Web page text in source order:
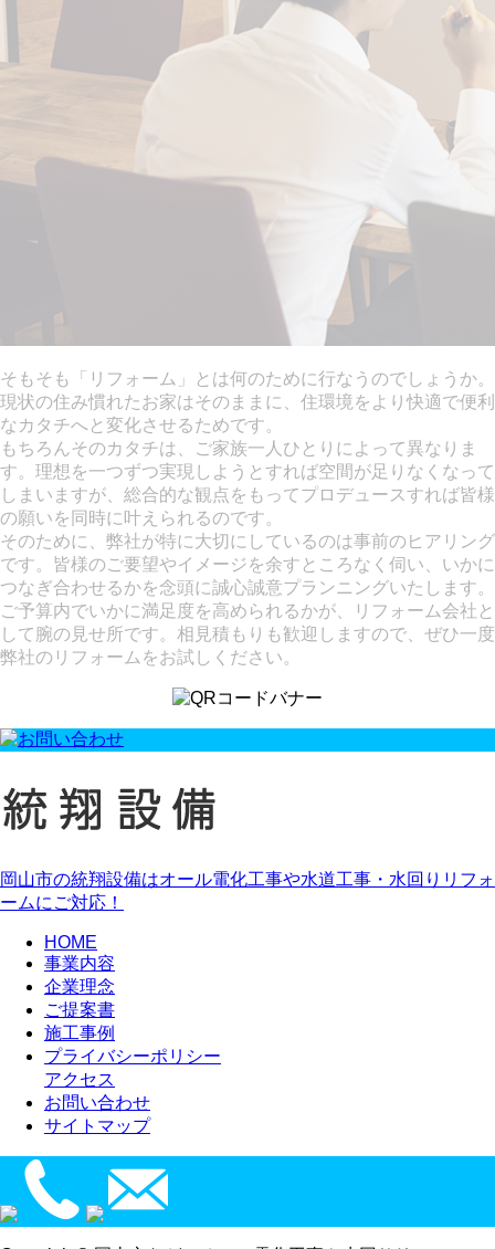
そもそも「リフォーム」とは何のために行なうのでしょうか。
現状の住み慣れたお家はそのままに、住環境をより快適で便利
なカタチへと変化させるためです。
もちろんそのカタチは、ご家族一人ひとりによって異なりま
す。理想を一つずつ実現しようとすれば空間が足りなくなって
しまいますが、総合的な観点をもってプロデュースすれば皆様
の願いを同時に叶えられるのです。
そのために、弊社が特に大切にしているのは事前のヒアリング
です。皆様のご要望やイメージを余すところなく伺い、いかに
つなぎ合わせるかを念頭に誠心誠意プランニングいたします。
ご予算内でいかに満足度を高められるかが、リフォーム会社と
して腕の見せ所です。相見積もりも歓迎しますので、ぜひ一度
弊社のリフォームをお試しください。
岡山市の統翔設備はオール電化工事や水道工事・水回りリフォ
ームにご対応！
HOME
事業内容
企業理念
ご提案書
施工事例
プライバシーポリシー
アクセス
お問い合わせ
サイトマップ